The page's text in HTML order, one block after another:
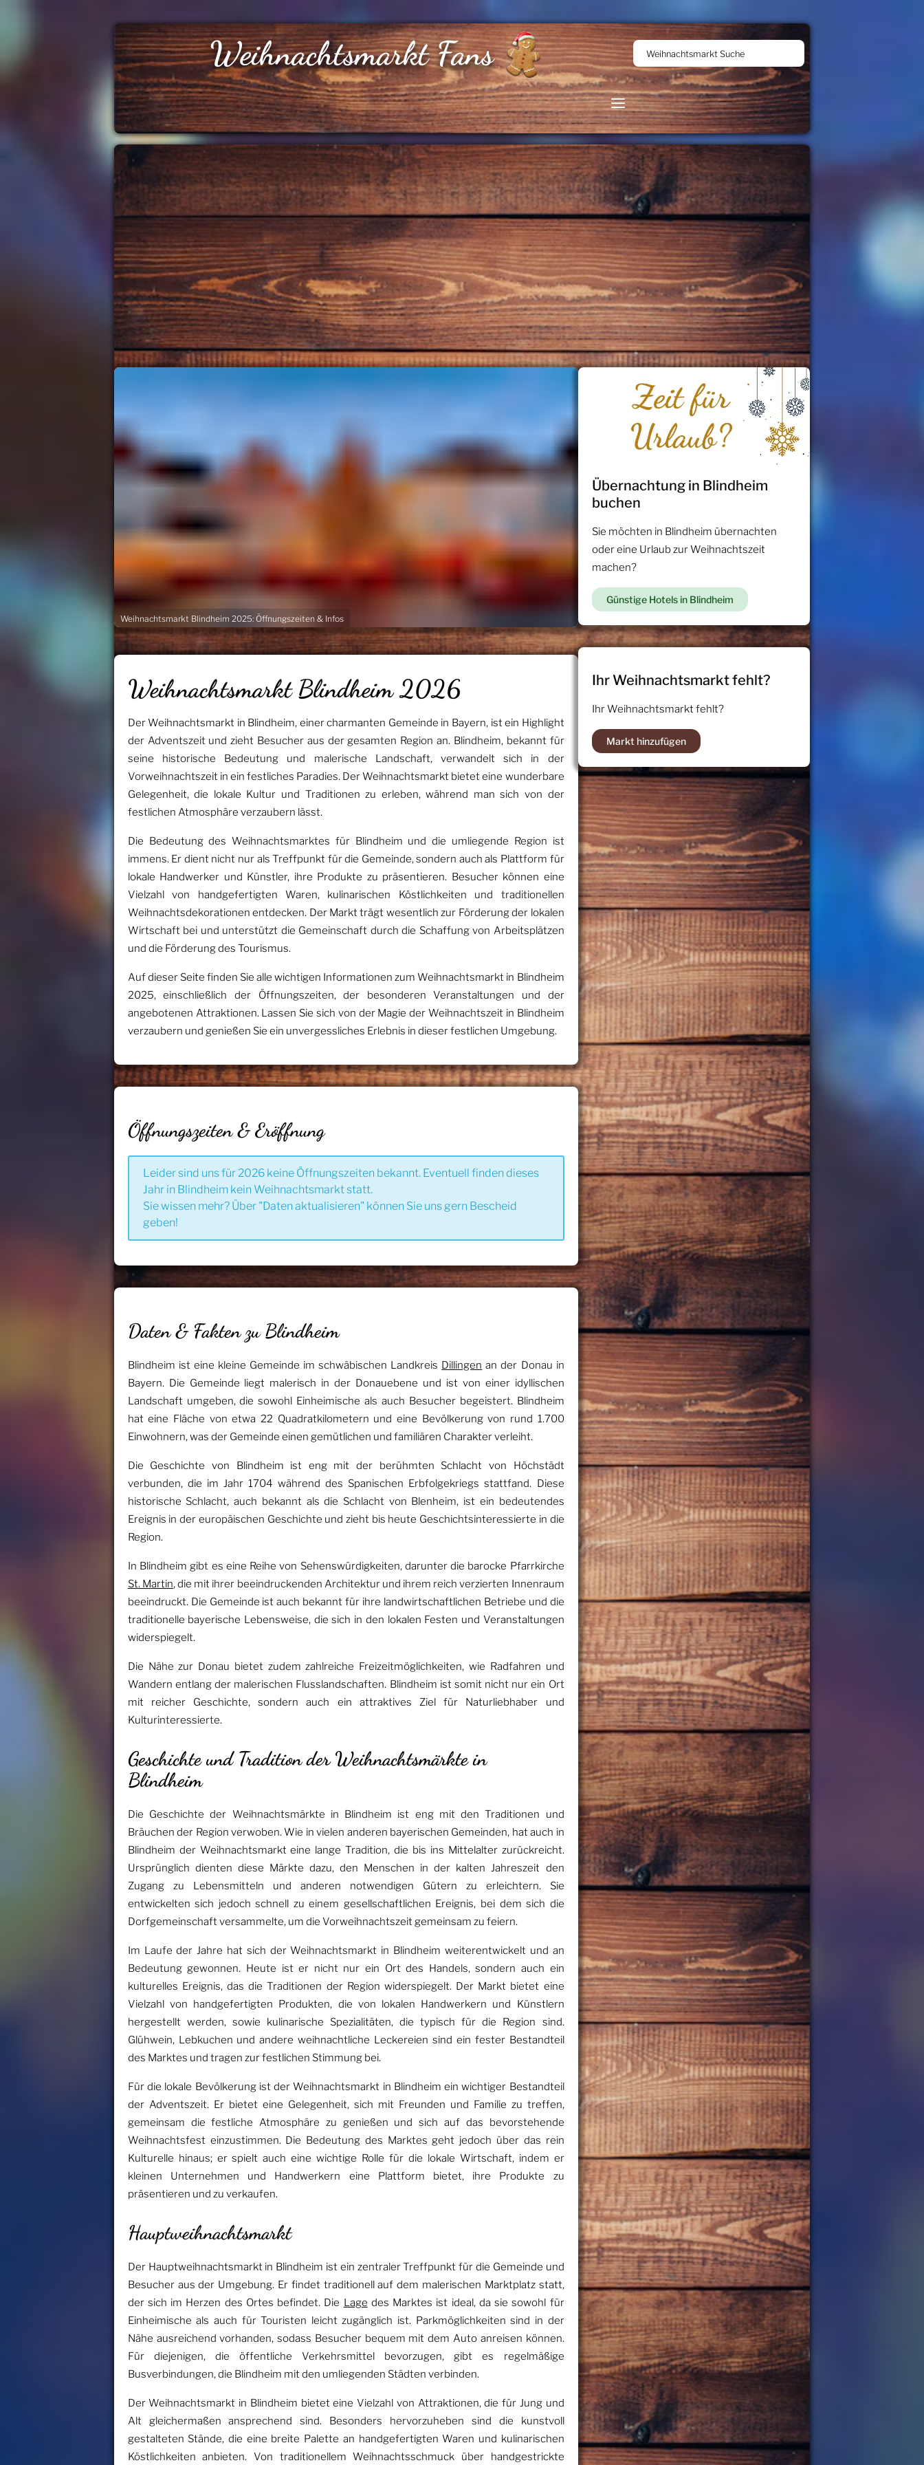
Weihnachtsmarkt Fans Weihnachtsmarkt Suche
Weihnachtsmarkt Blindheim 2025: Öffnungszeiten & Infos
Weihnachtsmarkt Blindheim 2026
Der Weihnachtsmarkt in Blindheim, einer charmanten Gemeinde in Bayern, ist ein Highlight
der Adventszeit und zieht Besucher aus der gesamten Region an. Blindheim, bekannt für
seine historische Bedeutung und malerische Landschaft, verwandelt sich in der
Vorweihnachtszeit in ein festliches Paradies. Der Weihnachtsmarkt bietet eine wunderbare
Gelegenheit, die lokale Kultur und Traditionen zu erleben, während man sich von der
festlichen Atmosphäre verzaubern lässt.
Die Bedeutung des Weihnachtsmarktes für Blindheim und die umliegende Region ist
immens. Er dient nicht nur als Treffpunkt für die Gemeinde, sondern auch als Plattform für
lokale Handwerker und Künstler, ihre Produkte zu präsentieren. Besucher können eine
Vielzahl von handgefertigten Waren, kulinarischen Köstlichkeiten und traditionellen
Weihnachtsdekorationen entdecken. Der Markt trägt wesentlich zur Förderung der lokalen
Wirtschaft bei und unterstützt die Gemeinschaft durch die Schaffung von Arbeitsplätzen
und die Förderung des Tourismus.
Auf dieser Seite finden Sie alle wichtigen Informationen zum Weihnachtsmarkt in Blindheim
2025, einschließlich der Öffnungszeiten, der besonderen Veranstaltungen und der
angebotenen Attraktionen. Lassen Sie sich von der Magie der Weihnachtszeit in Blindheim
verzaubern und genießen Sie ein unvergessliches Erlebnis in dieser festlichen Umgebung.
Öffnungszeiten & Eröffnung
Leider sind uns für 2026 keine Öffnungszeiten bekannt. Eventuell finden dieses
Jahr in Blindheim kein Weihnachtsmarkt statt.
Sie wissen mehr? Über "Daten aktualisieren" können Sie uns gern Bescheid
geben!
Daten & Fakten zu Blindheim
Blindheim ist eine kleine Gemeinde im schwäbischen Landkreis Dillingen an der Donau in
Bayern. Die Gemeinde liegt malerisch in der Donauebene und ist von einer idyllischen
Landschaft umgeben, die sowohl Einheimische als auch Besucher begeistert. Blindheim
hat eine Fläche von etwa 22 Quadratkilometern und eine Bevölkerung von rund 1.700
Einwohnern, was der Gemeinde einen gemütlichen und familiären Charakter verleiht.
Die Geschichte von Blindheim ist eng mit der berühmten Schlacht von Höchstädt
verbunden, die im Jahr 1704 während des Spanischen Erbfolgekriegs stattfand. Diese
historische Schlacht, auch bekannt als die Schlacht von Blenheim, ist ein bedeutendes
Ereignis in der europäischen Geschichte und zieht bis heute Geschichtsinteressierte in die
Region.
In Blindheim gibt es eine Reihe von Sehenswürdigkeiten, darunter die barocke Pfarrkirche
St. Martin, die mit ihrer beeindruckenden Architektur und ihrem reich verzierten Innenraum
beeindruckt. Die Gemeinde ist auch bekannt für ihre landwirtschaftlichen Betriebe und die
traditionelle bayerische Lebensweise, die sich in den lokalen Festen und Veranstaltungen
widerspiegelt.
Die Nähe zur Donau bietet zudem zahlreiche Freizeitmöglichkeiten, wie Radfahren und
Wandern entlang der malerischen Flusslandschaften. Blindheim ist somit nicht nur ein Ort
mit reicher Geschichte, sondern auch ein attraktives Ziel für Naturliebhaber und
Kulturinteressierte.
Geschichte und Tradition der Weihnachtsmärkte in
Blindheim
Die Geschichte der Weihnachtsmärkte in Blindheim ist eng mit den Traditionen und
Bräuchen der Region verwoben. Wie in vielen anderen bayerischen Gemeinden, hat auch in
Blindheim der Weihnachtsmarkt eine lange Tradition, die bis ins Mittelalter zurückreicht.
Ursprünglich dienten diese Märkte dazu, den Menschen in der kalten Jahreszeit den
Zugang zu Lebensmitteln und anderen notwendigen Gütern zu erleichtern. Sie
entwickelten sich jedoch schnell zu einem gesellschaftlichen Ereignis, bei dem sich die
Dorfgemeinschaft versammelte, um die Vorweihnachtszeit gemeinsam zu feiern.
Im Laufe der Jahre hat sich der Weihnachtsmarkt in Blindheim weiterentwickelt und an
Bedeutung gewonnen. Heute ist er nicht nur ein Ort des Handels, sondern auch ein
kulturelles Ereignis, das die Traditionen der Region widerspiegelt. Der Markt bietet eine
Vielzahl von handgefertigten Produkten, die von lokalen Handwerkern und Künstlern
hergestellt werden, sowie kulinarische Spezialitäten, die typisch für die Region sind.
Glühwein, Lebkuchen und andere weihnachtliche Leckereien sind ein fester Bestandteil
des Marktes und tragen zur festlichen Stimmung bei.
Für die lokale Bevölkerung ist der Weihnachtsmarkt in Blindheim ein wichtiger Bestandteil
der Adventszeit. Er bietet eine Gelegenheit, sich mit Freunden und Familie zu treffen,
gemeinsam die festliche Atmosphäre zu genießen und sich auf das bevorstehende
Weihnachtsfest einzustimmen. Die Bedeutung des Marktes geht jedoch über das rein
Kulturelle hinaus; er spielt auch eine wichtige Rolle für die lokale Wirtschaft, indem er
kleinen Unternehmen und Handwerkern eine Plattform bietet, ihre Produkte zu
präsentieren und zu verkaufen.
Hauptweihnachtsmarkt
Der Hauptweihnachtsmarkt in Blindheim ist ein zentraler Treffpunkt für die Gemeinde und
Besucher aus der Umgebung. Er findet traditionell auf dem malerischen Marktplatz statt,
der sich im Herzen des Ortes befindet. Die Lage des Marktes ist ideal, da sie sowohl für
Einheimische als auch für Touristen leicht zugänglich ist. Parkmöglichkeiten sind in der
Nähe ausreichend vorhanden, sodass Besucher bequem mit dem Auto anreisen können.
Für diejenigen, die öffentliche Verkehrsmittel bevorzugen, gibt es regelmäßige
Busverbindungen, die Blindheim mit den umliegenden Städten verbinden.
Der Weihnachtsmarkt in Blindheim bietet eine Vielzahl von Attraktionen, die für Jung und
Alt gleichermaßen ansprechend sind. Besonders hervorzuheben sind die kunstvoll
gestalteten Stände, die eine breite Palette an handgefertigten Waren und kulinarischen
Köstlichkeiten anbieten. Von traditionellem Weihnachtsschmuck über handgestrickte
Übernachtung in Blindheim
buchen
Sie möchten in Blindheim übernachten
oder eine Urlaub zur Weihnachtszeit
machen?
Günstige Hotels in Blindheim
Ihr Weihnachtsmarkt fehlt?
Ihr Weihnachtsmarkt fehlt?
Markt hinzufügen